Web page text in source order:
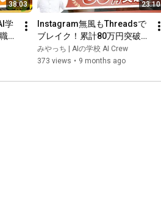
miyachi_ai/
38:03
学
成
23:10
Instagram無風もThreadsで
ブレイク！累計80万円突破し
た秘訣とは【AI Crew実績者
対談】
みやっち | AIの学校 AI Crew
373 views • 9 months ago